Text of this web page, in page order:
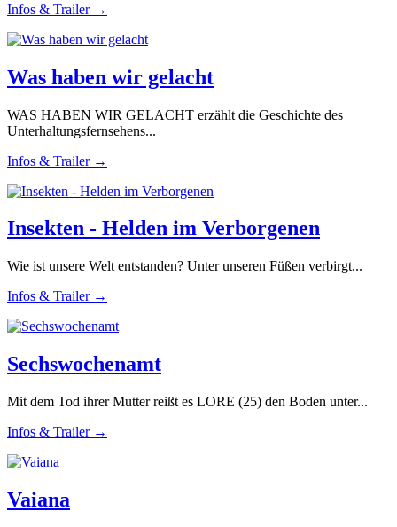
Infos & Trailer →
Was haben wir gelacht
WAS HABEN WIR GELACHT erzählt die Geschichte des
Unterhaltungsfernsehens...
Infos & Trailer →
Insekten - Helden im Verborgenen
Wie ist unsere Welt entstanden? Unter unseren Füßen verbirgt...
Infos & Trailer →
Sechswochenamt
Mit dem Tod ihrer Mutter reißt es LORE (25) den Boden unter...
Infos & Trailer →
Vaiana